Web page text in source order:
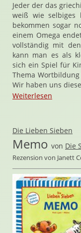
Jeder der das
weiß wie selbiges
bekommen sogar
einem Omega
vollständig mit
kann man es als
sich ein Spiel für
Thema
Wir haben uns
Weiterlesen
Die Lieben Sieben
Memo von Die
Rezension von Janett